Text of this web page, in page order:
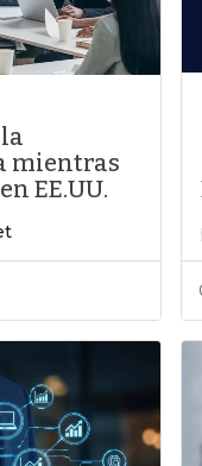
mientras
EE.UU.